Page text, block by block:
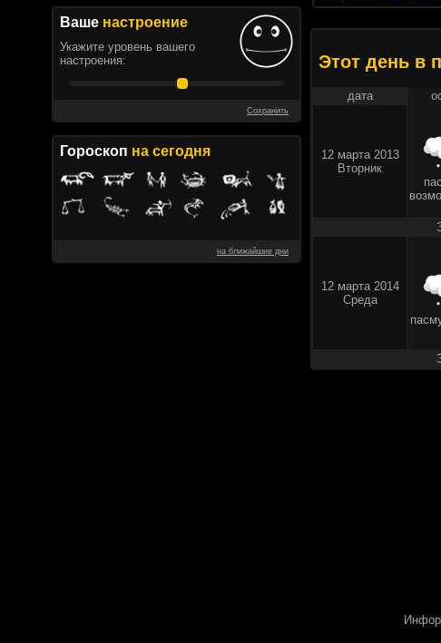
Ваше настроение
Укажите уровень вашего
настроения:
Сохранить
Гороскоп на сегодня
на ближайшие дни
Этот день в
дата
12 марта 2013
Вторник
12 марта 2014
Среда